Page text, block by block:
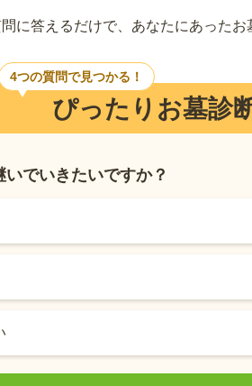
に答えるだけで、あなたにあったお
ぴったりお墓診
4つの質問で見つかる！
でいきたいですか？